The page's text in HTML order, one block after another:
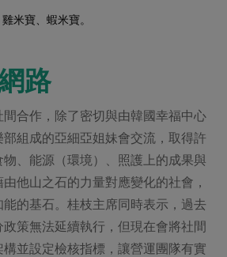
米寶、蝦米寶。
路
合作，除了密切與由韓國幸福中心
組成的亞細亞姐妹會交流，取得許
、能源（環境）、照護上的成果與
他山之石的力量對應變化的社會，
的基石。桂枝主席同時表示，過去
策無法延續執行，但現在會將社間
並設定檢核指標，讓營運團隊有實